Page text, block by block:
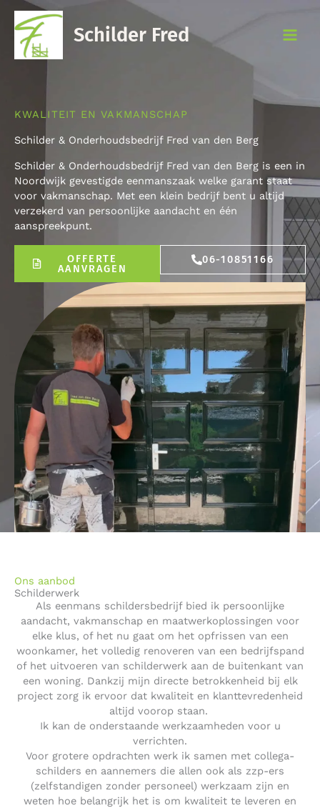
naar
inhoud
Schilder Fred
KWALITEIT EN VAKMANSCHAP
Schilder & Onderhoudsbedrijf Fred van den Berg
Schilder & Onderhoudsbedrijf Fred van den Berg is een in
Noordwijk gevestigde eenmanszaak welke garant staat
voor vakmanschap. Met een klein bedrijf bent u altijd
verzekerd van persoonlijke aandacht en één
aanspreekpunt.
OFFERTE
AANVRAGEN
06-10851166
Ons aanbod
Schilderwerk
Als eenmans schildersbedrijf bied ik persoonlijke
aandacht, vakmanschap en maatwerkoplossingen voor
elke klus, of het nu gaat om het opfrissen van een
woonkamer, het volledig renoveren van een bedrijfspand
of het uitvoeren van schilderwerk aan de buitenkant van
een woning. Dankzij mijn directe betrokkenheid bij elk
project zorg ik ervoor dat kwaliteit en klanttevredenheid
altijd voorop staan.
Ik kan de onderstaande werkzaamheden voor u
verrichten.
Voor grotere opdrachten werk ik samen met collega-
schilders en aannemers die allen ook als zzp-ers
(zelfstandigen zonder personeel) werkzaam zijn en
weten hoe belangrijk het is om kwaliteit te leveren en